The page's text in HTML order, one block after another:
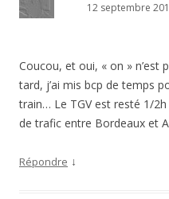
12 septembre
Coucou, et oui, « on » n’est
tard, j’ai mis bcp de temps
train… Le TGV est resté 1/
de trafic entre Bordeaux et
Répondre ↓